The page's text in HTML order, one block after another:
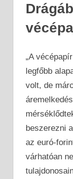
„A
legfőbb
volt, de
beszerezni
az euró-
várhatóan